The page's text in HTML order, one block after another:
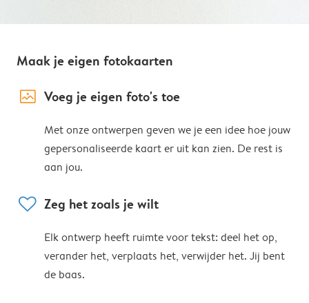
Maak je eigen fotokaarten
image_placeholder Voeg je eigen foto's toe
Met onze ontwerpen geven we je een idee hoe jouw
gepersonaliseerde kaart er uit kan zien. De rest is
aan jou.
heart Zeg het zoals je wilt
Elk ontwerp heeft ruimte voor tekst: deel het op,
verander het, verplaats het, verwijder het. Jij bent
de baas.